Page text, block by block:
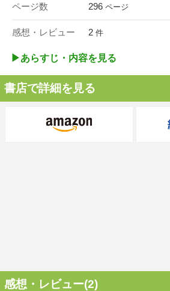
ページ数 296 ページ
感想・レビュー 2 件
▶︎あらすじ・内容を見る
書店で詳細を見る
感想・レビュー(2)